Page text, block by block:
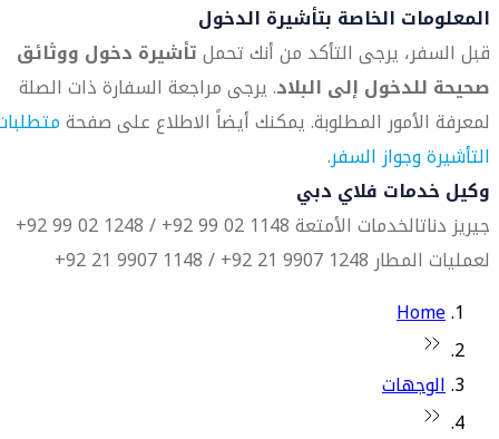
المعلومات الخاصة بتأشيرة الدخول
قبل السفر، يرجى التأكد من أنك تحملتأشيرة دخول ووثائق
صحيحة للدخول إلى البلاد. يرجى مراجعة السفارة ذات الصلة
لمعرفة الأمور المطلوبة. يمكنك أيضاً الاطلاع على صفحة
التأشيرة وجواز السفر.
وكيل خدمات فلاي دبي
جيريز دناتالخدمات الأمتعة 1148 02 99 92+ / 1248 02 99 92+
لعمليات المطار 1248 9907 21 92+ / 1148 9907 21 92+
Home
الوجهات